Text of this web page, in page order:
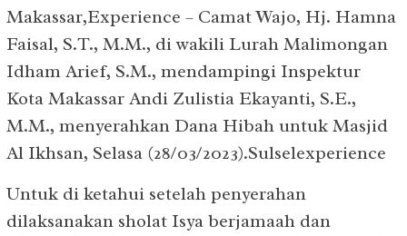
Makassar,Experience – Camat Wajo, Hj. Hamna
Faisal, S.T., M.M., di wakili Lurah Malimongan
Idham Arief, S.M., mendampingi Inspektur
Kota Makassar Andi Zulistia Ekayanti, S.E.,
M.M., menyerahkan Dana Hibah untuk Masjid
Al Ikhsan, Selasa (28/03/2023).Sulselexperience
Untuk di ketahui setelah penyerahan
dilaksanakan sholat Isya berjamaah dan